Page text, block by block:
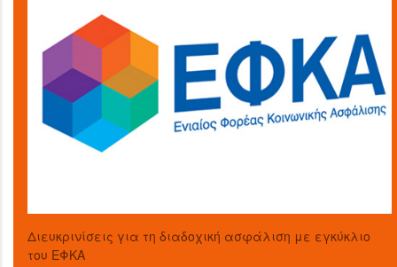
Διευκρινίσεις για τη διαδοχική ασφάλιση με εγκύκλιο
του ΕΦΚΑ